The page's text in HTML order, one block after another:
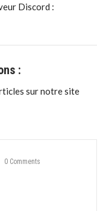
Discord :
:
sur notre site
0 Comments